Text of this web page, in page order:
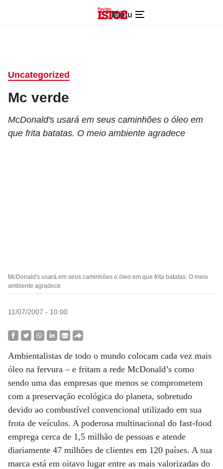
Menu
Uncategorized
Mc verde
McDonald's usará em seus caminhões o óleo em
que frita batatas. O meio ambiente agradece
McDonald's usará em seus caminhões o óleo em que frita batatas. O meio
ambiente agradece
11/07/2007 - 10:00
Ambientalistas de todo o mundo colocam cada vez mais
óleo na fervura – e fritam a rede McDonald’s como
sendo uma das empresas que menos se comprometem
com a preservação ecológica do planeta, sobretudo
devido ao combustível convencional utilizado em sua
frota de veículos. A poderosa multinacional do fast-food
emprega cerca de 1,5 milhão de pessoas e atende
diariamente 47 milhões de clientes em 120 países. A sua
marca está em oitavo lugar entre as mais valorizadas do